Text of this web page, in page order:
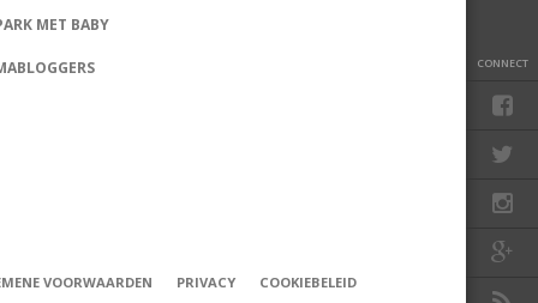
CONNECT
MET BABY
VOORWAARDEN PRIVACY COOKIEBELEID